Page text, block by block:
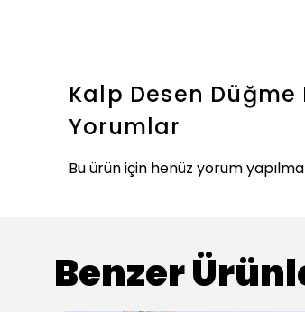
Kalp Desen Düğme
Yorumlar
Bu ürün için henüz yorum
Benzer